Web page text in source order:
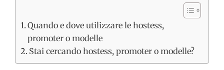
Quando e dove utilizzare le hostess,
promoter o modelle
Stai cercando hostess, promoter o modelle?